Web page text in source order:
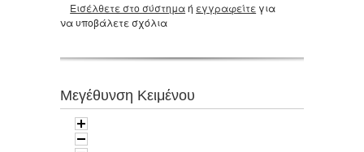
Εισέλθετε στο σύστημαή εγγραφείτε για
να υποβάλετε σχόλια
Μεγέθυνση Κειμένου